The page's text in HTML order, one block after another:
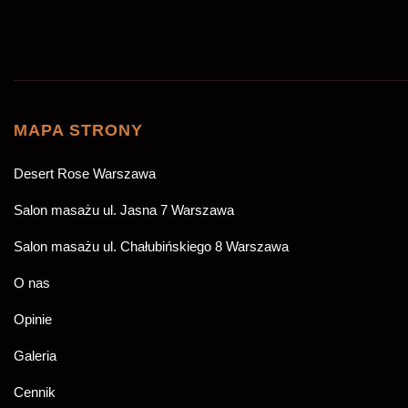
MAPA STRONY
Desert Rose Warszawa
Salon masażu ul. Jasna 7 Warszawa
Salon masażu ul. Chałubińskiego 8 Warszawa
O nas
Opinie
Galeria
Cennik